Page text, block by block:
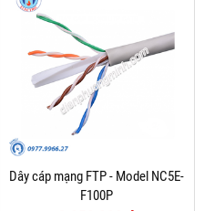
Dây cáp mạng FTP - Model NC5E-
F100P